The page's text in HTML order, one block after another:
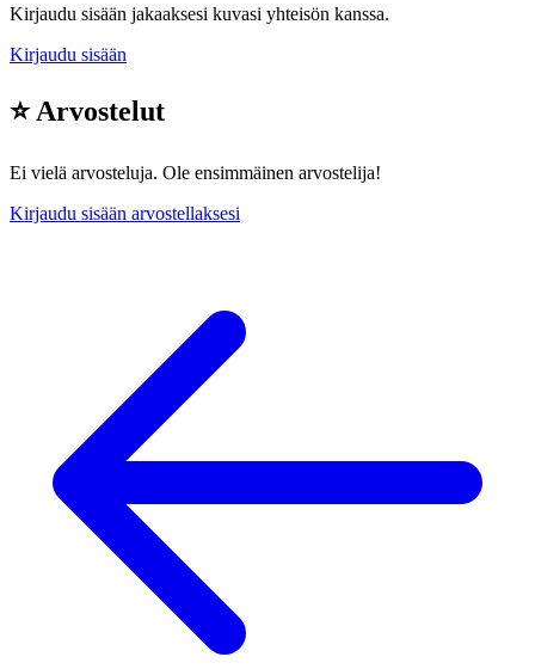
Kirjaudu sisään jakaaksesi kuvasi yhteisön kanssa.
Kirjaudu sisään
⭐ Arvostelut
Ei vielä arvosteluja. Ole ensimmäinen arvostelija!
Kirjaudu sisään arvostellaksesi